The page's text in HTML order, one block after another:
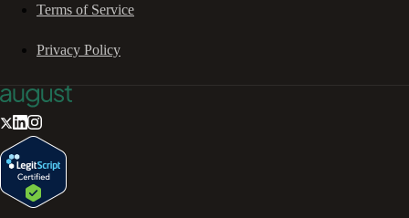
Terms of Service
Privacy Policy